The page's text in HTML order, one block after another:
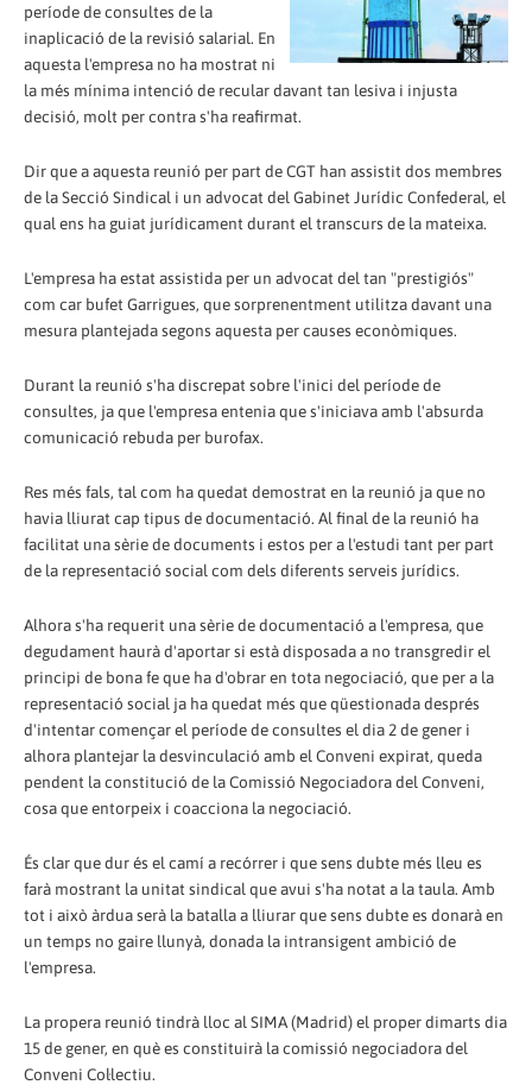
període de consultes de la
inaplicació de la revisió salarial. En
aquesta l'empresa no ha mostrat ni
la més mínima intenció de recular davant tan lesiva i injusta
decisió, molt per contra s'ha reafirmat.
Dir que a aquesta reunió per part de CGT han assistit dos membres
de la Secció Sindical i un advocat del Gabinet Jurídic Confederal, el
qual ens ha guiat jurídicament durant el transcurs de la mateixa.
L'empresa ha estat assistida per un advocat del tan "prestigiós"
com car bufet Garrigues, que sorprenentment utilitza davant una
mesura plantejada segons aquesta per causes econòmiques.
Durant la reunió s'ha discrepat sobre l'inici del període de
consultes, ja que l'empresa entenia que s'iniciava amb l'absurda
comunicació rebuda per burofax.
Res més fals, tal com ha quedat demostrat en la reunió ja que no
havia lliurat cap tipus de documentació. Al final de la reunió ha
facilitat una sèrie de documents i estos per a l'estudi tant per part
de la representació social com dels diferents serveis jurídics.
Alhora s'ha requerit una sèrie de documentació a l'empresa, que
degudament haurà d'aportar si està disposada a no transgredir el
principi de bona fe que ha d'obrar en tota negociació, que per a la
representació social ja ha quedat més que qüestionada després
d'intentar començar el període de consultes el dia 2 de gener i
alhora plantejar la desvinculació amb el Conveni expirat, queda
pendent la constitució de la Comissió Negociadora del Conveni,
cosa que entorpeix i coacciona la negociació.
És clar que dur és el camí a recórrer i que sens dubte més lleu es
farà mostrant la unitat sindical que avui s'ha notat a la taula. Amb
tot i això àrdua serà la batalla a lliurar que sens dubte es donarà en
un temps no gaire llunyà, donada la intransigent ambició de
l'empresa.
La propera reunió tindrà lloc al SIMA (Madrid) el proper dimarts dia
15 de gener, en què es constituirà la comissió negociadora del
Conveni Col·lectiu.